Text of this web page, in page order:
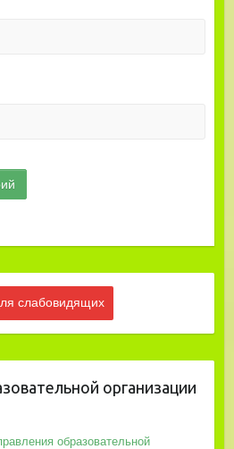
слабовидящих
организации
образовательной